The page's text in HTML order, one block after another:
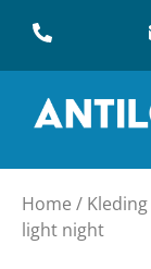
Home / Kleding
light night